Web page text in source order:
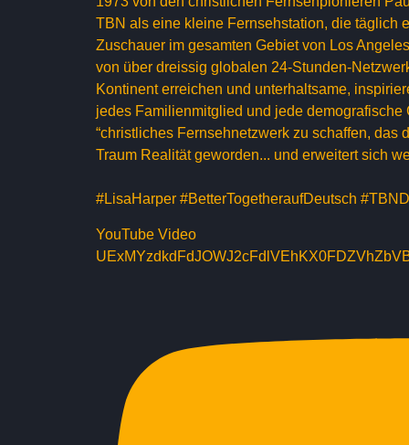
TBN als eine kleine Fernsehstation, die täglich
Zuschauer im gesamten Gebiet von Los
von über dreissig globalen 24-Stunden-
Kontinent erreichen und unterhaltsame,
jedes Familienmitglied und jede
“christliches Fernsehnetzwerk zu schaffen, das
Traum Realität geworden... und erweitert sich
#LisaHarper #BetterTogetheraufDeutsch
YouTube Video